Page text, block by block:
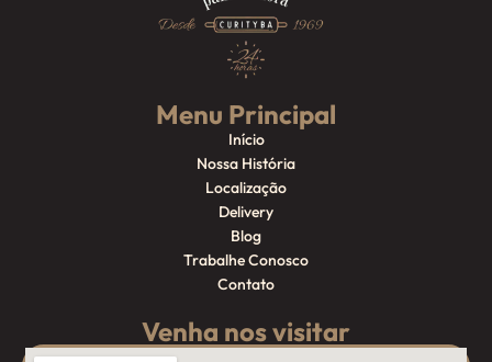
Menu Principal
Início
Nossa História
Localização
Delivery
Blog
Trabalhe Conosco
Contato
Venha nos visitar